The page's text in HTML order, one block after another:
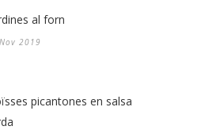
al forn
2019
picantones en salsa